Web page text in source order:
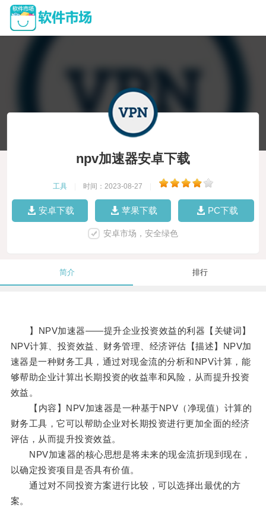
npv加速器安卓下载
工具 时间：2023-08-27
安卓下载 苹果下载 PC下载
安卓市场，安全绿色
简介 排行
】NPV加速器——提升企业投资效益的利器【关键词】
NPV计算、投资效益、财务管理、经济评估【描述】NPV加
速器是一种财务工具，通过对现金流的分析和NPV计算，能
够帮助企业计算出长期投资的收益率和风险，从而提升投资
效益。
【内容】NPV加速器是一种基于NPV（净现值）计算的
财务工具，它可以帮助企业对长期投资进行更加全面的经济
评估，从而提升投资效益。
NPV加速器的核心思想是将未来的现金流折现到现在，
以确定投资项目是否具有价值。
通过对不同投资方案进行比较，可以选择出最优的方
案。